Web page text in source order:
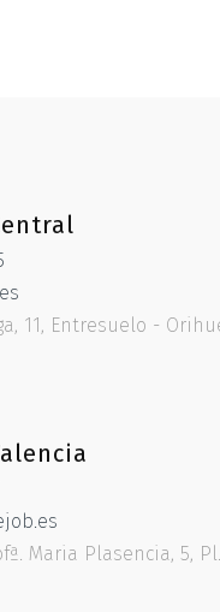
11, Entresuelo -
Maria Plasencia, 5,